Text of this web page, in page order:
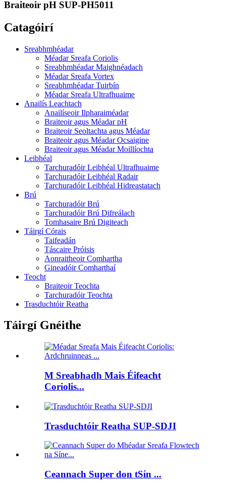
Braiteoir pH SUP-PH5011
Catagóirí
Sreabhmhéadar
Méadar Sreafa Coriolis
Sreabhmhéadar Maighnéadach
Méadar Sreafa Vortex
Sreabhmhéadar Tuirbín
Méadar Sreafa Ultrafhuaime
Anailís Leachtach
Anailíseoir Ilpharaiméadar
Braiteoir agus Méadar pH
Braiteoir Seoltachta agus Méadar
Braiteoir agus Méadar Ocsaigine
Braiteoir agus Méadar Moillíochta
Leibhéal
Tarchuradóir Leibhéal Ultrafhuaime
Tarchuradóir Leibhéal Radair
Tarchuradóir Leibhéal Hidreastatach
Brú
Tarchuradóir Brú
Tarchuradóir Brú Difreálach
Tomhasaire Brú Digiteach
Táirgí Córais
Taifeadán
Táscaire Próisis
Aonraitheoir Comhartha
Gineadóir Comharthaí
Teocht
Braiteoir Teochta
Tarchuradóir Teochta
Trasduchtóir Reatha
Táirgí Gnéithe
M Sreabhadh Mais Éifeacht
Coriolis...
Trasduchtóir Reatha SUP-SDJI
Ceannach Super don tSín ...